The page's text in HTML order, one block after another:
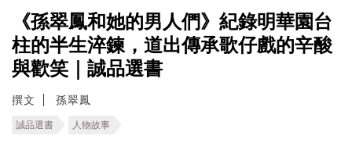
《孫翠鳳和她的男人們》紀錄明華園台
柱的半生淬鍊，道出傳承歌仔戲的辛酸
與歡笑｜誠品選書
撰文 孫翠鳳
誠品選書 人物故事